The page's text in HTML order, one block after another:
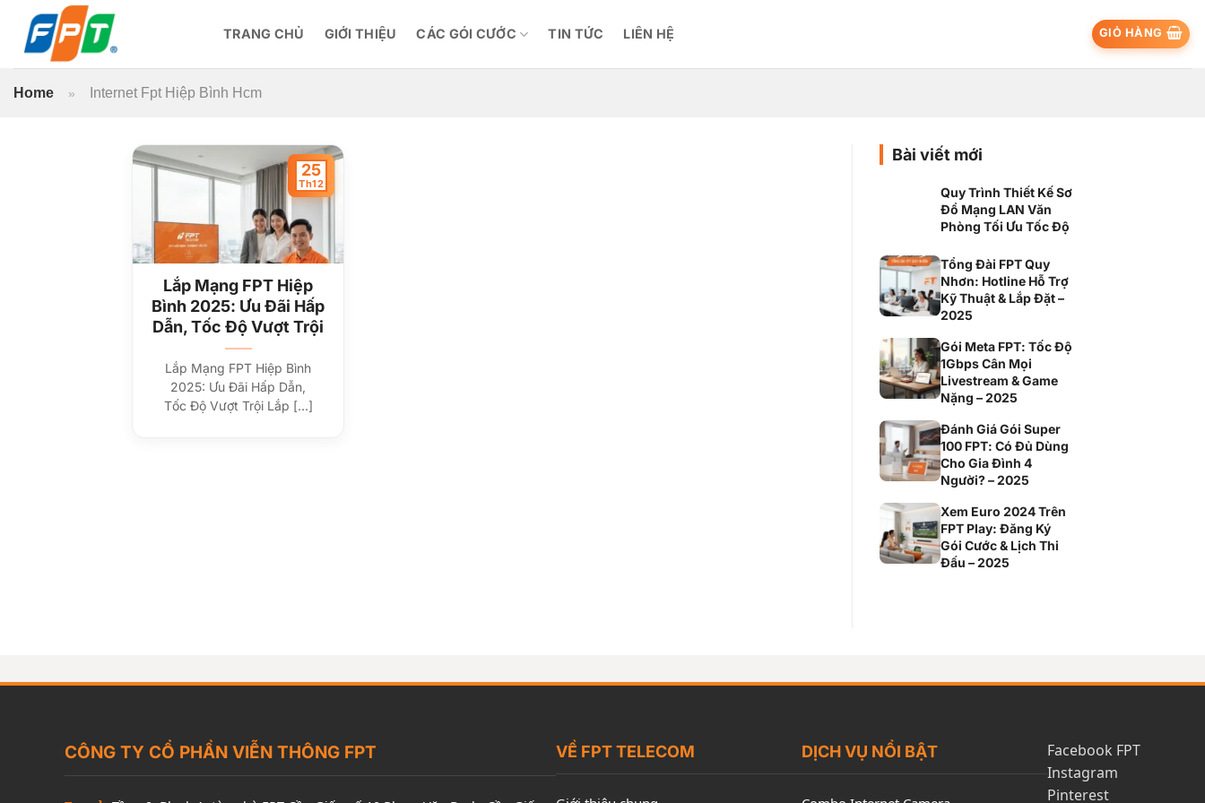
TRANG CHỦ GIỚI THIỆU CÁC GÓI CƯỚC TIN TỨC LIÊN HỆ GIỎ HÀNG
Home » Internet Fpt Hiệp Bình Hcm
Lắp Mạng FPT Hiệp
Bình 2025: Ưu Đãi Hấp
Dẫn, Tốc Độ Vượt Trội
Lắp Mạng FPT Hiệp Bình
2025: Ưu Đãi Hấp Dẫn,
Tốc Độ Vượt Trội Lắp [...]
25
Th12
Bài viết mới
Quy Trình Thiết Kế Sơ
Đồ Mạng LAN Văn
Phòng Tối Ưu Tốc Độ
Tổng Đài FPT Quy
Nhơn: Hotline Hỗ Trợ
Kỹ Thuật & Lắp Đặt –
2025
Gói Meta FPT: Tốc Độ
1Gbps Cân Mọi
Livestream & Game
Nặng – 2025
Đánh Giá Gói Super
100 FPT: Có Đủ Dùng
Cho Gia Đình 4
Người? – 2025
Xem Euro 2024 Trên
FPT Play: Đăng Ký
Gói Cước & Lịch Thi
Đấu – 2025
CÔNG TY CỔ PHẦN VIỄN THÔNG FPT VỀ FPT TELECOM DỊCH VỤ NỔI BẬT
Facebook FPT
Instagram
Pinterest